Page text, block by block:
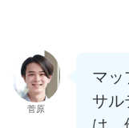
菅原
マッ
サル